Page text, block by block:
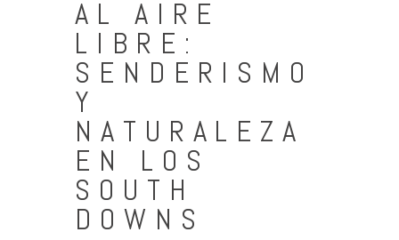
AL AIRE
LIBRE:
SENDERISMO
Y
NATURALEZA
EN LOS
SOUTH
DOWNS